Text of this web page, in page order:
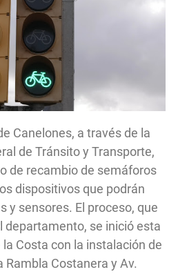
Canelones, a través de la
de Tránsito y Transporte,
de recambio de semáforos
dispositivos que podrán
y sensores. El proceso, que
departamento, se inició esta
Costa con la instalación de
Rambla Costanera y Av.